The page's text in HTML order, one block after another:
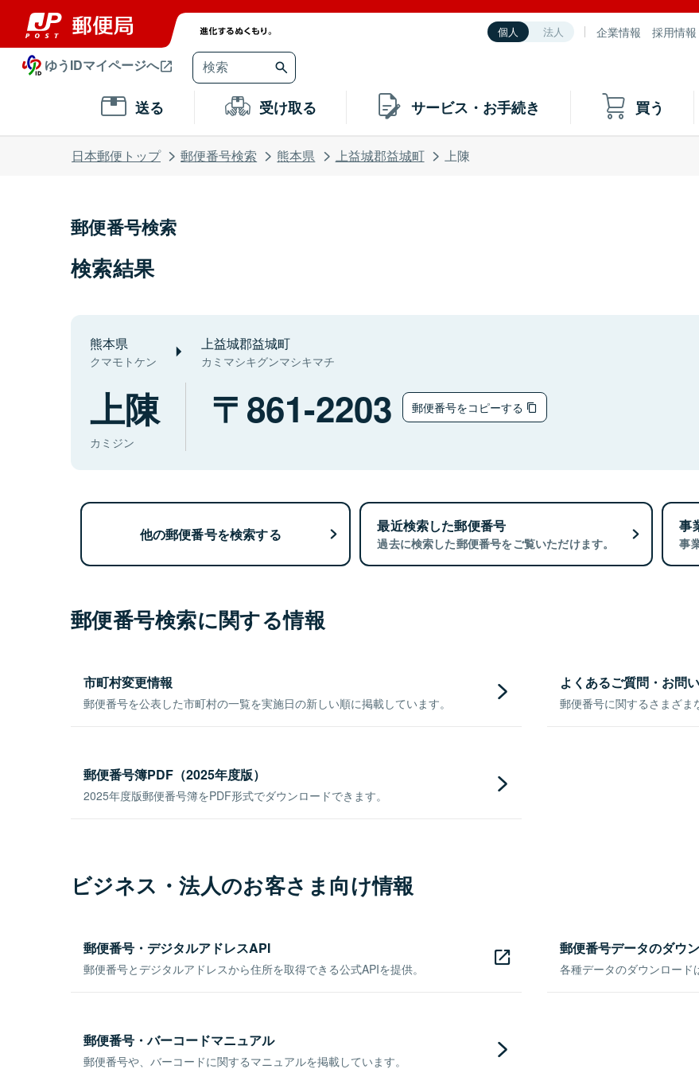
個人 法人 企業情報 採用情報
ゆうIDマイページへ
送る 受け取る サービス・お手続き 買う
日本郵便トップ 郵便番号検索 熊本県 上益城郡益城町 上陳
郵便番号検索
検索結果
熊本県
クマモトケン
上益城郡益城町
カミマシキグンマシキマチ
上陳
カミジン
861-2203 郵便番号をコピーする
他の郵便番号を検索する 最近検索した郵便番号
過去に検索した郵便番号をご覧いただけます。
事
事
郵便番号検索に関する情報
市町村変更情報
郵便番号を公表した市町村の一覧を実施日の新しい順に掲載しています。
よくあるご質問・お問
郵便番号に関するさまざま
郵便番号簿PDF（2025年度版）
2025年度版郵便番号簿をPDF形式でダウンロードできます。
ビジネス・法人のお客さま向け情報
郵便番号・デジタルアドレスAPI
郵便番号とデジタルアドレスから住所を取得できる公式APIを提供。
郵便番号データのダウ
各種データのダウンロード
郵便番号・バーコードマニュアル
郵便番号や、バーコードに関するマニュアルを掲載しています。